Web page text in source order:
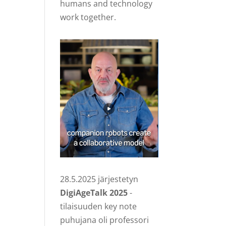
humans and technology
work together.
28.5.2025 järjestetyn
DigiAgeTalk 2025-
tilaisuuden key note
puhujana oli professori